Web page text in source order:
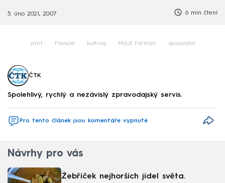
5. úno 2021, 20:07 6 min čtení
smrt Francie kultura Miloš Forman spisovatel
ČTK
Spolehlivý, rychlý a nezávislý zpravodajský servis.
Pro tento článek jsou komentáře vypnuté
Návrhy pro vás
Žebříček nejhorších jídel světa.